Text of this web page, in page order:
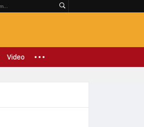
Video